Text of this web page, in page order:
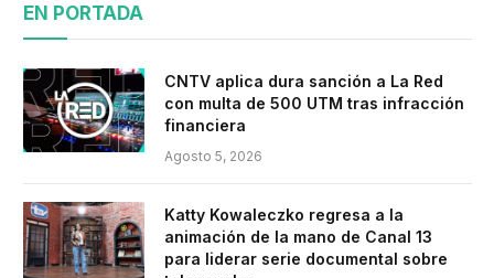
EN PORTADA
CNTV aplica dura sanción a La Red
con multa de 500 UTM tras infracción
financiera
Agosto 5, 2026
Katty Kowaleczko regresa a la
animación de la mano de Canal 13
para liderar serie documental sobre